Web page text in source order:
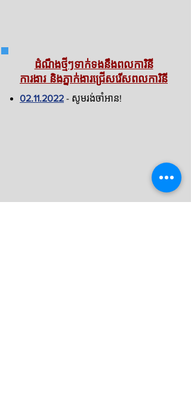
ដំណឹងថ្មីៗទាក់ទងនឹងពលការិនី
ការងារ និងភ្នាក់ងារជ្រើសរើសពលការិនី
02.11.2022 - សូមរង់ចាំអាន!